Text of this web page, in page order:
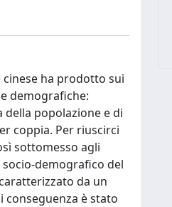
ha prodotto sui
demografiche:
della popolazione e di
coppia. Per riuscirci
sottomesso agli
socio-demografico del
da un
è stato